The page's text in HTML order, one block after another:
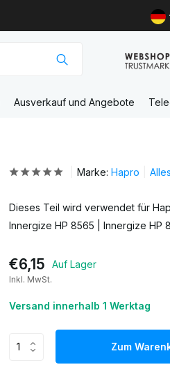
Ausverkauf und Angebote
Marke: Hapro
Dieses Teil wird verwendet für
Innergize HP 8565 | Innergize HP
€6,15 Auf Lager
Inkl. MwSt.
Versand innerhalb 1 Werktag
Zum